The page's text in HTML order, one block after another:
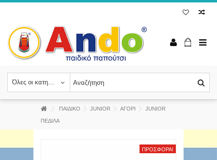
Όλες οι κατηγορίες
ΠΑΙΔΙΚΟ JUNIOR ΑΓΟΡΙ JUNIOR
ΠΕΔΙΛΑ
ΠΡΟΣΦΟΡΆ!